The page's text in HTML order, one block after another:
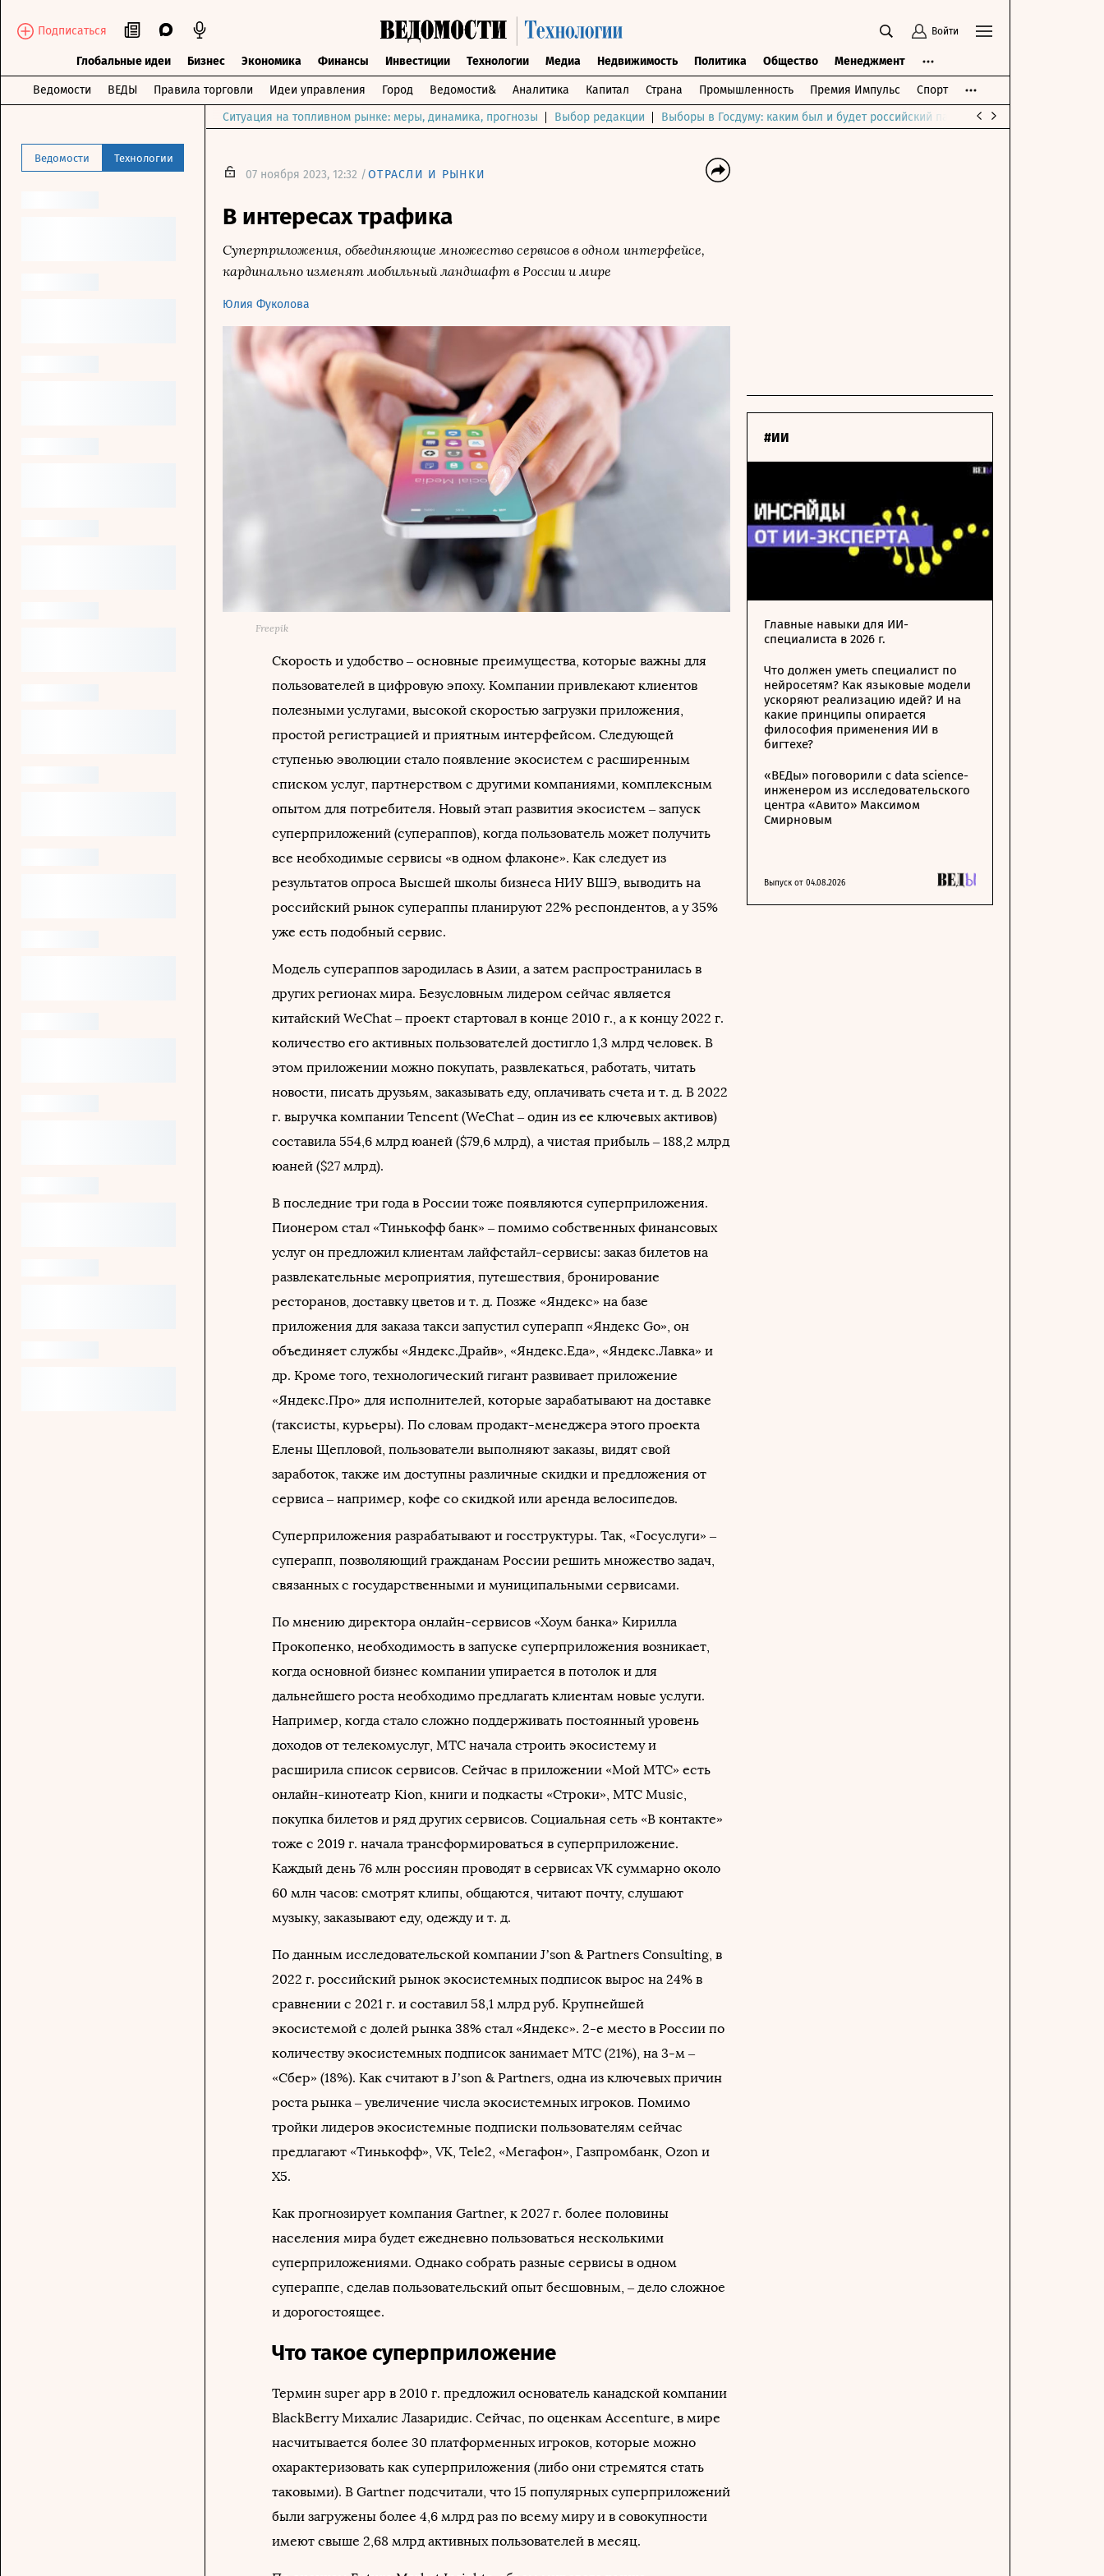
Подписаться Войти
Глобальные идеи Бизнес Экономика Финансы Инвестиции Технологии Медиа Недвижимость Политика Общество Менеджмент
Ведомости ВЕДЫ Правила торговли Идеи управления Город Ведомости& Аналитика Капитал Страна Промышленность Премия Импульс Спорт
Ведомости Технологии
Ситуация на топливном рынке: меры, динамика, прогнозы Выбор редакции Выборы в Госдуму: каким был и будет российский парламент
07 ноября 2023, 12:32 /ОТРАСЛИ И РЫНКИ
В интересах трафика
Суперприложения, объединяющие множество сервисов в одном интерфейсе,
кардинально изменят мобильный ландшафт в России и мире
Юлия Фуколова
Freepik
Скорость и удобство – основные преимущества, которые важны для
пользователей в цифровую эпоху. Компании привлекают клиентов
полезными услугами, высокой скоростью загрузки приложения,
простой регистрацией и приятным интерфейсом. Следующей
ступенью эволюции стало появление экосистем с расширенным
списком услуг, партнерством с другими компаниями, комплексным
опытом для потребителя. Новый этап развития экосистем – запуск
суперприложений (супераппов), когда пользователь может получить
все необходимые сервисы «в одном флаконе». Как следует из
результатов опроса Высшей школы бизнеса НИУ ВШЭ, выводить на
российский рынок супераппы планируют 22% респондентов, а у 35%
уже есть подобный сервис.
Модель супераппов зародилась в Азии, а затем распространилась в
других регионах мира. Безусловным лидером сейчас является
китайский WeChat – проект стартовал в конце 2010 г., а к концу 2022 г.
количество его активных пользователей достигло 1,3 млрд человек. В
этом приложении можно покупать, развлекаться, работать, читать
новости, писать друзьям, заказывать еду, оплачивать счета и т. д. В 2022
г. выручка компании Tencent (WeChat – один из ее ключевых активов)
составила 554,6 млрд юаней ($79,6 млрд), а чистая прибыль – 188,2 млрд
юаней ($27 млрд).
В последние три года в России тоже появляются суперприложения.
Пионером стал «Тинькофф банк» – помимо собственных финансовых
услуг он предложил клиентам лайфстайл-сервисы: заказ билетов на
развлекательные мероприятия, путешествия, бронирование
ресторанов, доставку цветов и т. д. Позже «Яндекс» на базе
приложения для заказа такси запустил суперапп «Яндекс Go», он
объединяет службы «Яндекс.Драйв», «Яндекс.Еда», «Яндекс.Лавка» и
др. Кроме того, технологический гигант развивает приложение
«Яндекс.Про» для исполнителей, которые зарабатывают на доставке
(таксисты, курьеры). По словам продакт-менеджера этого проекта
Елены Щепловой, пользователи выполняют заказы, видят свой
заработок, также им доступны различные скидки и предложения от
сервиса – например, кофе со скидкой или аренда велосипедов.
Суперприложения разрабатывают и госструктуры. Так, «Госуслуги» –
суперапп, позволяющий гражданам России решить множество задач,
связанных с государственными и муниципальными сервисами.
По мнению директора онлайн-сервисов «Хоум банка» Кирилла
Прокопенко, необходимость в запуске суперприложения возникает,
когда основной бизнес компании упирается в потолок и для
дальнейшего роста необходимо предлагать клиентам новые услуги.
Например, когда стало сложно поддерживать постоянный уровень
доходов от телекомуслуг, МТС начала строить экосистему и
расширила список сервисов. Сейчас в приложении «Мой МТС» есть
онлайн-кинотеатр Kion, книги и подкасты «Строки», МТС Music,
покупка билетов и ряд других сервисов. Социальная сеть «В контакте»
тоже с 2019 г. начала трансформироваться в суперприложение.
Каждый день 76 млн россиян проводят в сервисах VK суммарно около
60 млн часов: смотрят клипы, общаются, читают почту, слушают
музыку, заказывают еду, одежду и т. д.
По данным исследовательской компании J’son & Partners Consulting, в
2022 г. российский рынок экосистемных подписок вырос на 24% в
сравнении с 2021 г. и составил 58,1 млрд руб. Крупнейшей
экосистемой с долей рынка 38% стал «Яндекс». 2-е место в России по
количеству экосистемных подписок занимает МТС (21%), на 3-м –
«Сбер» (18%). Как считают в J’son & Partners, одна из ключевых причин
роста рынка – увеличение числа экосистемных игроков. Помимо
тройки лидеров экосистемные подписки пользователям сейчас
предлагают «Тинькофф», VK, Tele2, «Мегафон», Газпромбанк, Ozon и
X5.
Как прогнозирует компания Gartner, к 2027 г. более половины
населения мира будет ежедневно пользоваться несколькими
суперприложениями. Однако собрать разные сервисы в одном
супераппе, сделав пользовательский опыт бесшовным, – дело сложное
и дорогостоящее.
Что такое суперприложение
Термин super app в 2010 г. предложил основатель канадской компании
BlackBerry Михалис Лазаридис. Сейчас, по оценкам Accenture, в мире
насчитывается более 30 платформенных игроков, которые можно
охарактеризовать как суперприложения (либо они стремятся стать
таковыми). В Gartner подсчитали, что 15 популярных суперприложений
были загружены более 4,6 млрд раз по всему миру и в совокупности
имеют свыше 2,68 млрд активных пользователей в месяц.
#ИИ
Главные навыки для ИИ-
специалиста в 2026 г.
Что должен уметь специалист по
нейросетям? Как языковые модели
ускоряют реализацию идей? И на
какие принципы опирается
философия применения ИИ в
бигтехе?
«ВЕДы» поговорили с data science-
инженером из исследовательского
центра «Авито» Максимом
Смирновым
Выпуск от 04.08.2026